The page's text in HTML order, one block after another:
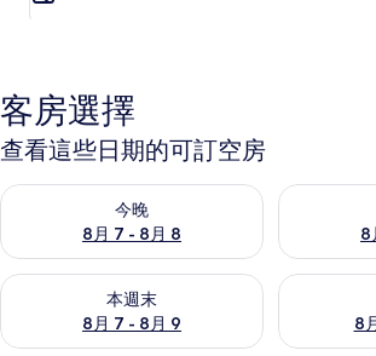
客房選擇
查看這些日期的可訂空房
今晚
8月 7 - 8月 8
查看今晚 8月 7 - 8月 8的可訂空房
8
查看明日
本週末
8月 7 - 8月 9
查看本週末 8月 7 - 8月 9的可訂空房
8
查看下週